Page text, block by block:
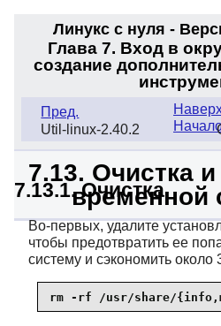
Линукс с нуля -
Глава 7. Вход в
создание
Пред.
Util-linux-2.40.2
7.13. Очистка
временной
7.13.1. Очистка
Во-первых, удалите
чтобы предотвратить ее
систему и сэкономить
rm -rf /usr/share/